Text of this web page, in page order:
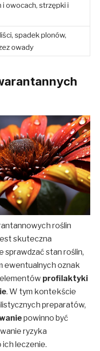
i owocach, strzępki i
spadek plonów,
owady
roślin
skuteczna
sprawdzać stan roślin,
ewentualnych oznak
profilaktyki
. W tym kontekście
preparatów,
powinno być
ryzyka
leczenie.